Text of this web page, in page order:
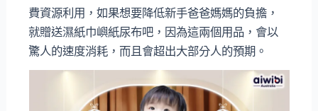
費資源利用，如果想要降低新手爸爸媽媽的負擔，
就贈送濕紙巾嶼紙尿布吧，因為這兩個用品，會以
驚人的速度消耗，而且會超出大部分人的預期。